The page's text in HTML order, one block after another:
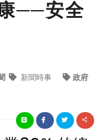
──安全
新聞時事 政府